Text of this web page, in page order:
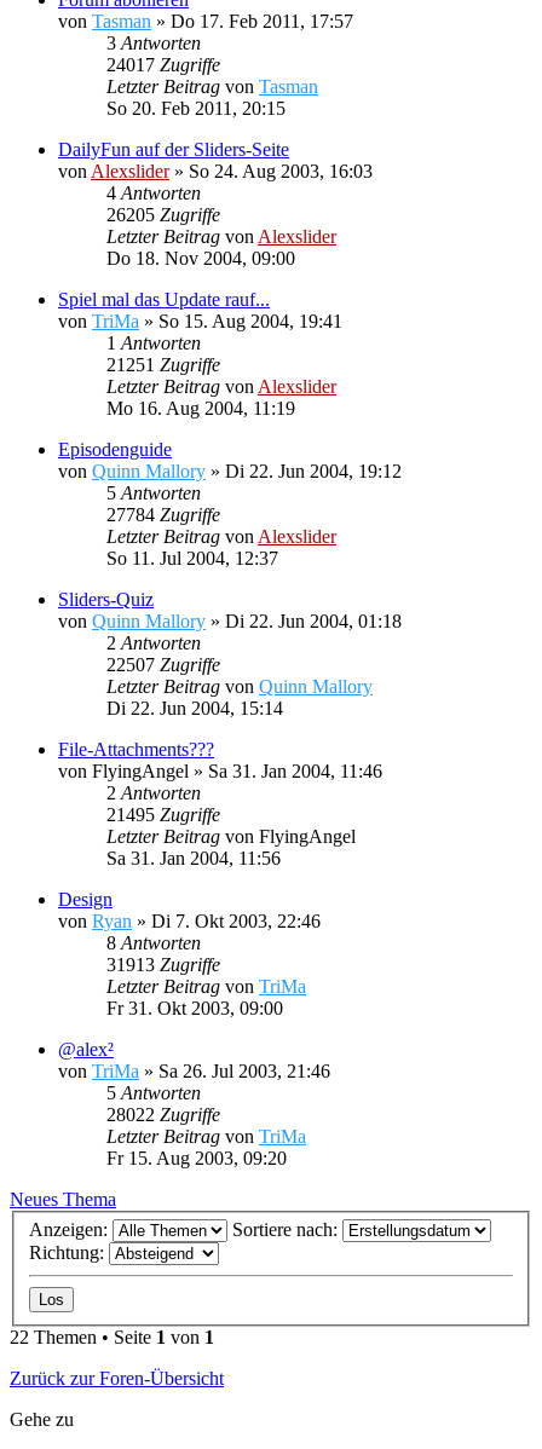
von Tasman » Do 17. Feb 2011, 17:57
3 Antworten
24017 Zugriffe
Letzter Beitrag von Tasman
So 20. Feb 2011, 20:15
DailyFun auf der Sliders-Seite
von Alexslider» So 24. Aug 2003, 16:03
4 Antworten
26205 Zugriffe
Letzter Beitrag von Alexslider
Do 18. Nov 2004, 09:00
Spiel mal das Update rauf...
von TriMa » So 15. Aug 2004, 19:41
1 Antworten
21251 Zugriffe
Letzter Beitrag von Alexslider
Mo 16. Aug 2004, 11:19
Episodenguide
von Quinn Mallory » Di 22. Jun 2004, 19:12
5 Antworten
27784 Zugriffe
Letzter Beitrag von Alexslider
So 11. Jul 2004, 12:37
Sliders-Quiz
von Quinn Mallory » Di 22. Jun 2004, 01:18
2 Antworten
22507 Zugriffe
Letzter Beitrag von Quinn Mallory
Di 22. Jun 2004, 15:14
File-Attachments???
von FlyingAngel » Sa 31. Jan 2004, 11:46
2 Antworten
21495 Zugriffe
Letzter Beitrag von FlyingAngel
Sa 31. Jan 2004, 11:56
Design
von Ryan » Di 7. Okt 2003, 22:46
8 Antworten
31913 Zugriffe
Letzter Beitrag von TriMa
Fr 31. Okt 2003, 09:00
@alex²
von TriMa » Sa 26. Jul 2003, 21:46
5 Antworten
28022 Zugriffe
Letzter Beitrag von TriMa
Fr 15. Aug 2003, 09:20
Neues Thema
Anzeigen:
Sortiere nach:
Richtung:
22 Themen • Seite 1 von 1
Zurück zur Foren-Übersicht
Gehe zu